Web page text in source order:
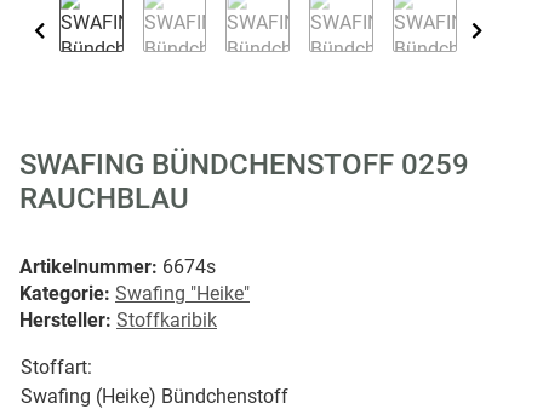
SWAFING BÜNDCHENSTOFF 0259
RAUCHBLAU
Artikelnummer: 6674s
Kategorie: Swafing "Heike"
Hersteller: Stoffkaribik
Stoffart:
Swafing (Heike) Bündchenstoff